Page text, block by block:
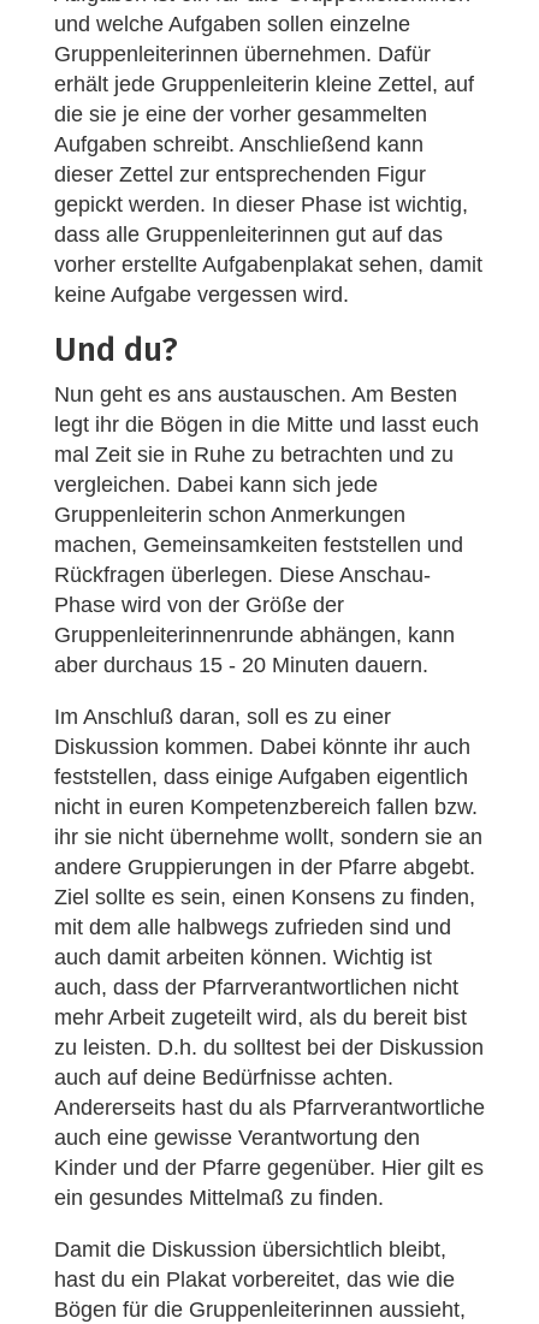
und welche Aufgaben sollen einzelne
Gruppenleiterinnen übernehmen. Dafür
erhält jede Gruppenleiterin kleine Zettel, auf
die sie je eine der vorher gesammelten
Aufgaben schreibt. Anschließend kann
dieser Zettel zur entsprechenden Figur
gepickt werden. In dieser Phase ist wichtig,
dass alle Gruppenleiterinnen gut auf das
vorher erstellte Aufgabenplakat sehen, damit
keine Aufgabe vergessen wird.
Und du?
Nun geht es ans austauschen. Am Besten
legt ihr die Bögen in die Mitte und lasst euch
mal Zeit sie in Ruhe zu betrachten und zu
vergleichen. Dabei kann sich jede
Gruppenleiterin schon Anmerkungen
machen, Gemeinsamkeiten feststellen und
Rückfragen überlegen. Diese Anschau-
Phase wird von der Größe der
Gruppenleiterinnenrunde abhängen, kann
aber durchaus 15 - 20 Minuten dauern.
Im Anschluß daran, soll es zu einer
Diskussion kommen. Dabei könnte ihr auch
feststellen, dass einige Aufgaben eigentlich
nicht in euren Kompetenzbereich fallen bzw.
ihr sie nicht übernehme wollt, sondern sie an
andere Gruppierungen in der Pfarre abgebt.
Ziel sollte es sein, einen Konsens zu finden,
mit dem alle halbwegs zufrieden sind und
auch damit arbeiten können. Wichtig ist
auch, dass der Pfarrverantwortlichen nicht
mehr Arbeit zugeteilt wird, als du bereit bist
zu leisten. D.h. du solltest bei der Diskussion
auch auf deine Bedürfnisse achten.
Andererseits hast du als Pfarrverantwortliche
auch eine gewisse Verantwortung den
Kinder und der Pfarre gegenüber. Hier gilt es
ein gesundes Mittelmaß zu finden.
Damit die Diskussion übersichtlich bleibt,
hast du ein Plakat vorbereitet, das wie die
Bögen für die Gruppenleiterinnen aussieht,